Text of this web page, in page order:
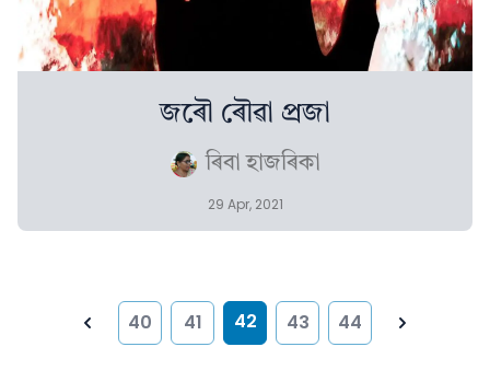
জৰৌ ৰৌৱা প্ৰজা
ৰিবা হাজৰিকা
29 Apr, 2021
Previous
40 41 42 43 44